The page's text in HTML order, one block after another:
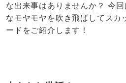
な出来事はありませんか？ 今
なモヤモヤを吹き飛ばしてスカ
ードをご紹介します！